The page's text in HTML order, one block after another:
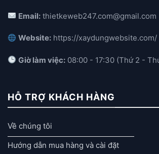
Email: thietkeweb247.com@gmail.com
Website: https://xaydungwebsite.com/
Giờ làm việc: 08:00 - 17:30 (Thứ 2 -
HỖ TRỢ KHÁCH HÀNG
Về chúng tôi
Hướng dẫn mua hàng và cài đặt